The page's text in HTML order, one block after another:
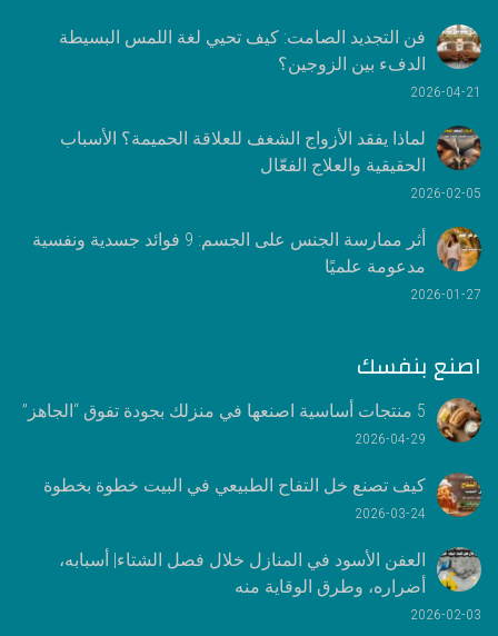
فن التجديد الصامت: كيف تحيي لغة اللمس البسيطة
الدفء بين الزوجين؟
2026-04-21
لماذا يفقد الأزواج الشغف للعلاقة الحميمة؟ الأسباب
الحقيقية والعلاج الفعّال
2026-02-05
أثر ممارسة الجنس على الجسم: 9 فوائد جسدية ونفسية
مدعومة علميًا
2026-01-27
اصنع بنفسك
5 منتجات أساسية اصنعها في منزلك بجودة تفوق “الجاهز”
2026-04-29
كيف تصنع خل التفاح الطبيعي في البيت خطوة بخطوة
2026-03-24
العفن الأسود في المنازل خلال فصل الشتاء| أسبابه،
أضراره، وطرق الوقاية منه
2026-02-03